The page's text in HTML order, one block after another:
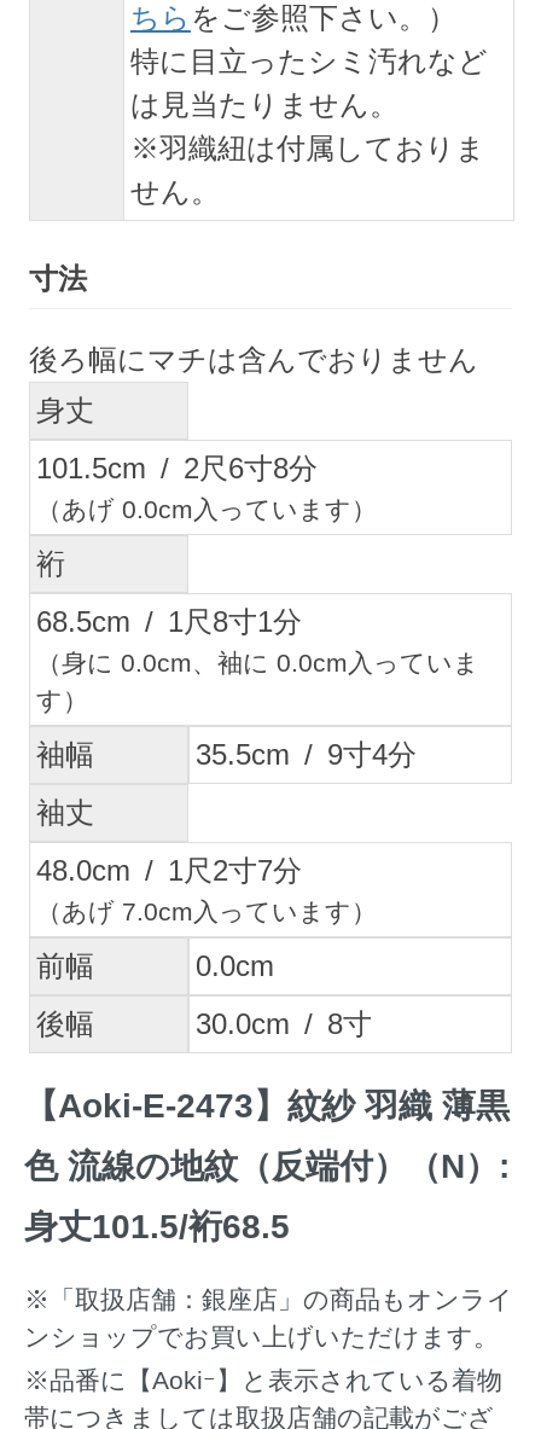
ちら をご参照下さい。）
特に目立ったシミ汚れなど
は見当たりません。
※羽織紐は付属しておりま
せん。
寸法
後ろ幅にマチは含んでおりません
身丈
101.5cm / 2尺6寸8分
（あげ 0.0cm入っています）
裄
68.5cm / 1尺8寸1分
（身に 0.0cm、袖に 0.0cm入っていま
す）
袖幅 35.5cm / 9寸4分
袖丈
48.0cm / 1尺2寸7分
（あげ 7.0cm入っています）
前幅 0.0cm
後幅
30.0cm / 8寸
【Aoki-E-2473】紋紗 羽織 薄黒
色 流線の地紋（反端付）（N）:
身丈101.5/裄68.5
※「取扱店舗：銀座店」の商品もオンライ
ンショップでお買い上げいただけます。
※品番に【Aokiｰ】と表示されている着物
帯につきましては取扱店舗の記載がござ